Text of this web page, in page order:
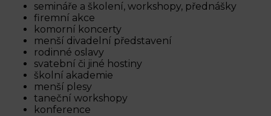
semináře a školení, workshopy, přednášky
firemní akce
komorní koncerty
menší divadelní představení
rodinné oslavy
svatební či jiné hostiny
školní akademie
menší plesy
taneční workshopy
konference